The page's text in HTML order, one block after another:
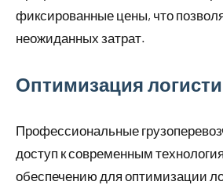
фиксированные цены, что
неожиданных затрат.
Оптимизация
Профессиональные
доступ к современным
обеспечению для оптимизации